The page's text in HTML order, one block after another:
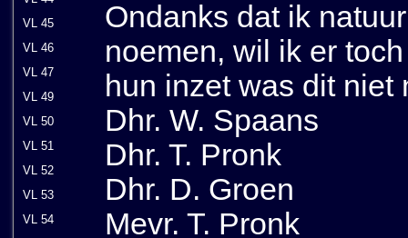
VL 45
VL 46
VL 47
VL 49
VL 50
VL 51
VL 52
VL 53
VL 54
Ondanks dat ik
noemen, wil ik er
hun inzet was dit
Dhr. W. Spaans
Dhr. T. Pronk
Dhr. D. Groen
Mevr. T. Pronk